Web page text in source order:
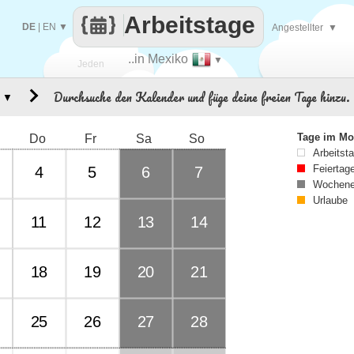
Jeden ..in Mexiko ▼
Arbeitstage
DE EN ▼ Angestellter ▼
Durchsuche den Kalender und füge deine freien Tage hinzu.
Do Fr Sa So
4 5 6 7
11 12 13 14
18 19 20 21
25 26 27 28
▼
Tage im
Urlaube